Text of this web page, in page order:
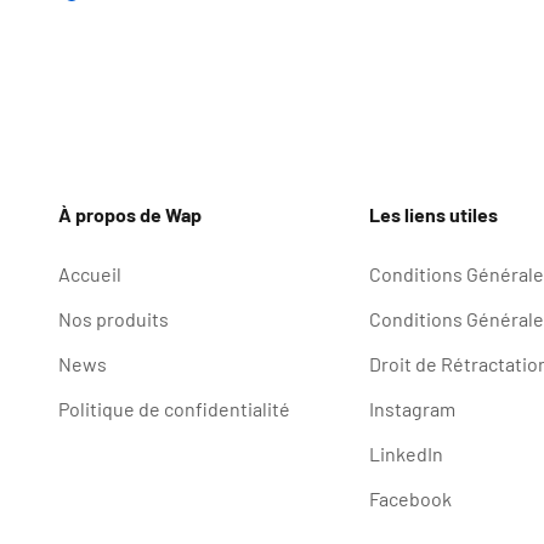
Bleu
À propos de Wap
Accueil
Nos produits
News
Politique de confidentialité
Les liens utiles
Conditions
Conditions
Droit de
Instagram
LinkedIn
Facebook